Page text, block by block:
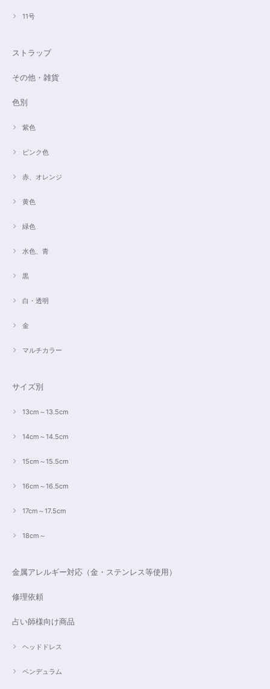
11号
ストラップ
その他・雑貨
色別
紫色
ピンク色
赤、オレンジ
黄色
緑色
水色、青
黒
白・透明
金
マルチカラー
サイズ別
13cm～13.5cm
14cm～14.5cm
15cm～15.5cm
16cm～16.5cm
17cm～17.5cm
18cm～
金属アレルギー対応（金・ステンレス等使用）
修理依頼
占い師様向け商品
ヘッドドレス
ペンデュラム